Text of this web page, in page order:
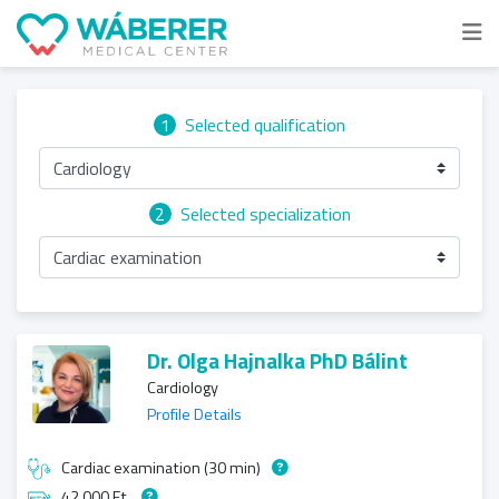
1 Selected qualification
Cardiology
2
Selected specialization
Cardiac examination
Dr. Olga Hajnalka PhD Bálint
Cardiology
Profile Details
Cardiac examination (30 min)